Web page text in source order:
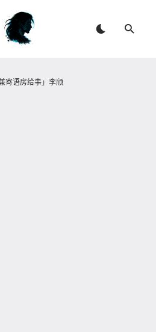
寄语房给事」李颀